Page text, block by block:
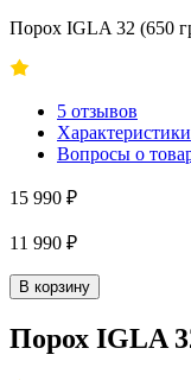
Порох IGLA 32 (650
5 отзывов
Характеристики
Вопросы о
15 990 ₽
11 990 ₽
В корзину
Порох IGLA